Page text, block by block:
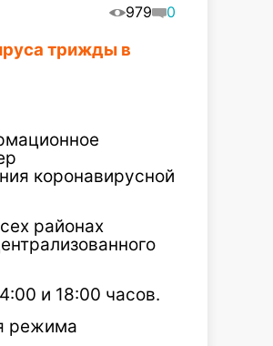
979 0
трижды в
коронавирусной
районах
и 18:00 часов.
режима